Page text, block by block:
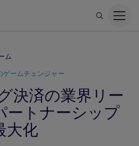
ム
ームチェンジャー
決済の業界リー
ートナーシップ
大化